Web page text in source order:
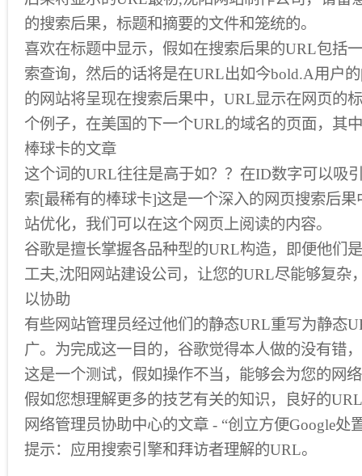
的搜索后果，标题和摘要的文件和笼统的。
喜欢在标题中显示，假如在搜索后果的URL包括
索查询，然后的话将是在URL出如今bold.A用户
的网站将呈现在搜索后果中，URL显示在网页的
个例子，在美国的下一个URL的域名的页面，其
棒球卡的文章
这个词的URL往往是高于如？？在ID数字可以吸
索[最稀有的棒球卡]这是一个深入的网页搜索后
站优化，我们可以在这个网页上阅读的内容。
谷歌是擅长掌握各品种型的URL构造，即便他们
工夫,沈阳网站建设公司，让您的URL尽能够复杂
以协助
有些网站管理员经过他们的静态URL重写为静态
广。为完成这一目的，谷歌觉得本人做的没有错
这是一个测试，假如操作不当，能够会为您的网
假如您想理解更多的技艺有关的知识，良好的
网络管理员协助中心的文章 - “创立方便Google处
提示：应用搜索引擎和拜访者理解的URL。